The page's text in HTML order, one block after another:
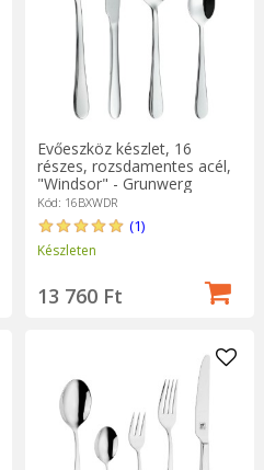
Evőeszköz készlet, 16
részes, rozsdamentes acél,
"Windsor" - Grunwerg
Kód: 16BXWDR
(1)
Készleten
13 760 Ft